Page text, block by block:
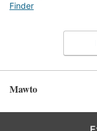
Finder
Mawto